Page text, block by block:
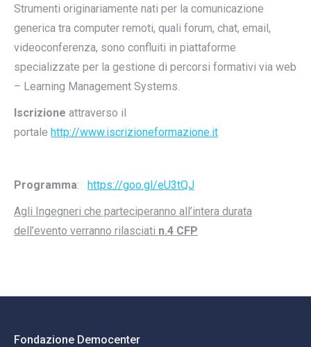
Strumenti originariamente nati per la comunicazione
generica tra computer remoti, quali forum, chat, email,
videoconferenza, sono confluiti in piattaforme
specializzate per la gestione di percorsi formativi via web
– Learning Management Systems.
Iscrizione attraverso il
portale http://www.iscrizioneformazione.it
Programma: https://goo.gl/eU3tQJ
Agli Ingegneri che parteciperanno all’intera durata
dell’evento verranno rilasciati n.4 CFP
Fondazione Democenter